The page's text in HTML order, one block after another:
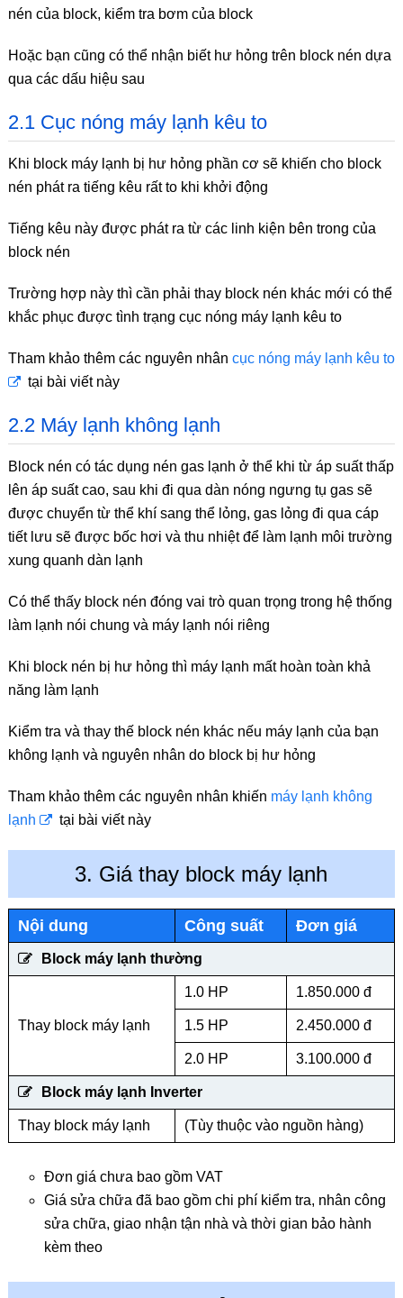
nén của block, kiểm tra bơm của block
Hoặc bạn cũng có thể nhận biết hư hỏng trên block nén dựa
qua các dấu hiệu sau
2.1 Cục nóng máy lạnh kêu to
Khi block máy lạnh bị hư hỏng phần cơ sẽ khiến cho block
nén phát ra tiếng kêu rất to khi khởi động
Tiếng kêu này được phát ra từ các linh kiện bên trong của
block nén
Trường hợp này thì cần phải thay block nén khác mới có thể
khắc phục được tình trạng cục nóng máy lạnh kêu to
Tham khảo thêm các nguyên nhân cục nóng máy lạnh kêu to
tại bài viết này
2.2 Máy lạnh không lạnh
Block nén có tác dụng nén gas lạnh ở thể khi từ áp suất thấp
lên áp suất cao, sau khi đi qua dàn nóng ngưng tụ gas sẽ
được chuyển từ thể khí sang thể lỏng, gas lỏng đi qua cáp
tiết lưu sẽ được bốc hơi và thu nhiệt để làm lạnh môi trường
xung quanh dàn lạnh
Có thể thấy block nén đóng vai trò quan trọng trong hệ thống
làm lạnh nói chung và máy lạnh nói riêng
Khi block nén bị hư hỏng thì máy lạnh mất hoàn toàn khả
năng làm lạnh
Kiểm tra và thay thế block nén khác nếu máy lạnh của bạn
không lạnh và nguyên nhân do block bị hư hỏng
Tham khảo thêm các nguyên nhân khiến máy lạnh không
lạnh
tại bài viết này
3. Giá thay block máy lạnh
Nội dung Công suất Đơn giá
Block máy lạnh thường
Thay block máy lạnh
1.0 HP 1.850.000 đ
1.5 HP 2.450.000 đ
2.0 HP 3.100.000 đ
Block máy lạnh Inverter
Thay block máy lạnh (Tùy thuộc vào nguồn hàng)
Đơn giá chưa bao gồm VAT
Giá sửa chữa đã bao gồm chi phí kiểm tra, nhân công
sửa chữa, giao nhận tận nhà và thời gian bảo hành
kèm theo